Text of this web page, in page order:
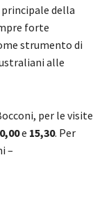
della
forte
strumento di
alle
per le visite
e 15,30. Per
–